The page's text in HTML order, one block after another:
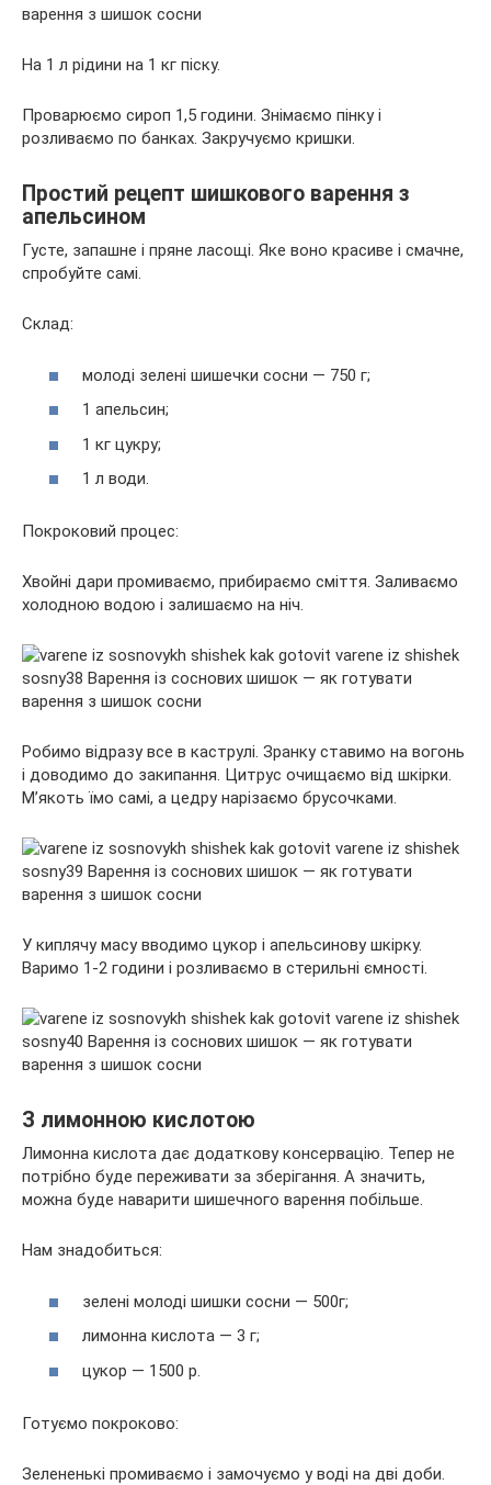
На 1 л рідини на 1 кг піску.
Проварюємо сироп 1,5 години. Знімаємо пінку і
розливаємо по банках. Закручуємо кришки.
Простий рецепт шишкового варення з
апельсином
Густе, запашне і пряне ласощі. Яке воно красиве і смачне,
спробуйте самі.
Склад:
молоді зелені шишечки сосни — 750 г;
1 апельсин;
1 кг цукру;
1 л води.
Покроковий процес:
Хвойні дари промиваємо, прибираємо сміття. Заливаємо
холодною водою і залишаємо на ніч.
Робимо відразу все в каструлі. Зранку ставимо на вогонь
і доводимо до закипання. Цитрус очищаємо від шкірки.
М’якоть їмо самі, а цедру нарізаємо брусочками.
У киплячу масу вводимо цукор і апельсинову шкірку.
Варимо 1-2 години і розливаємо в стерильні ємності.
З лимонною кислотою
Лимонна кислота дає додаткову консервацію. Тепер не
потрібно буде переживати за зберігання. А значить,
можна буде наварити шишечного варення побільше.
Нам знадобиться:
зелені молоді шишки сосни — 500г;
лимонна кислота — 3 г;
цукор — 1500 р.
Готуємо покроково:
Зелененькі промиваємо і замочуємо у воді на дві доби.